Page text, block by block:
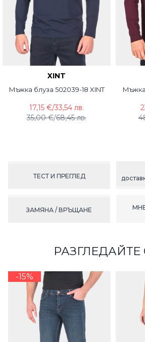
XINT
Мъжка блуза 502039-18 XINT
35,00 €/68,45 лв.
17,15 €/33,54 лв.
ТЕСТ И ПРЕГЛЕД
ЗАМЯНА / ВРЪЩАНЕ
-15%